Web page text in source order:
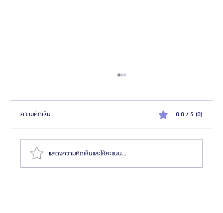
ความคิดเห็น 0.0 / 5 (0)
แสดงความคิดเห็นและให้คะแนน...